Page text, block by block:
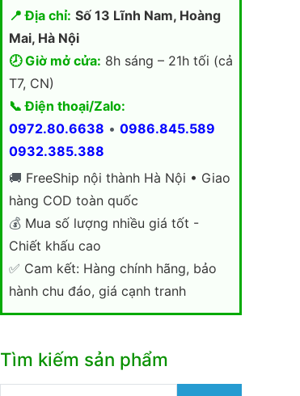
📍 Địa chỉ: Số 13 Lĩnh Nam, Hoàng
Mai, Hà Nội
🕗 Giờ mở cửa: 8h sáng – 21h tối (cả
T7, CN)
📞 Điện thoại/Zalo:
0972.80.6638 • 0986.845.589
0932.385.388
🚚 FreeShip nội thành Hà Nội • Giao
hàng COD toàn quốc
💰 Mua số lượng nhiều giá tốt -
Chiết khấu cao
✅ Cam kết: Hàng chính hãng, bảo
hành chu đáo, giá cạnh tranh
Tìm kiếm sản phẩm